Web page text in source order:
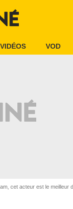
VIDÉOS VOD
cet acteur est le meilleur